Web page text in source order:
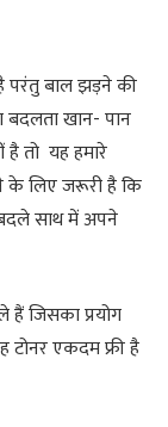
परंतु बाल झड़ने की
खान- पान
है तो यह हमारे
के लिए जरूरी है कि
साथ में अपने
जिसका प्रयोग
एकदम फ्री है